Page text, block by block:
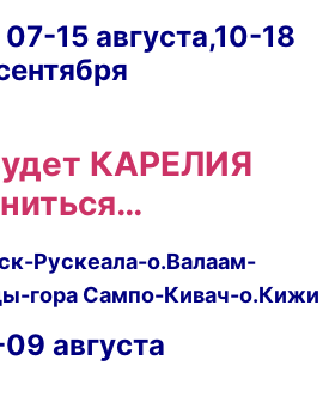
15 августа,10-18
КАРЕЛИЯ
Рускеала-о.Валаам-
гора Сампо-Кивач-о.Кижи
августа